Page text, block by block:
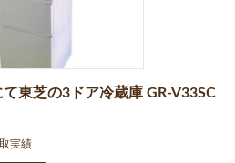
東芝の3ドア冷蔵庫 GR-V33SC
実績